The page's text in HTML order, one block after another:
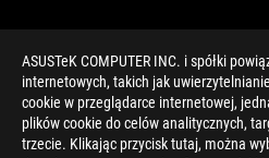
ASUSTeK COMPUTER INC. i spółki
internetowych, takich jak
cookie w przeglądarce internetowej,
plików cookie do celów analitycznych,
trzecie. Klikając przycisk tutaj, można